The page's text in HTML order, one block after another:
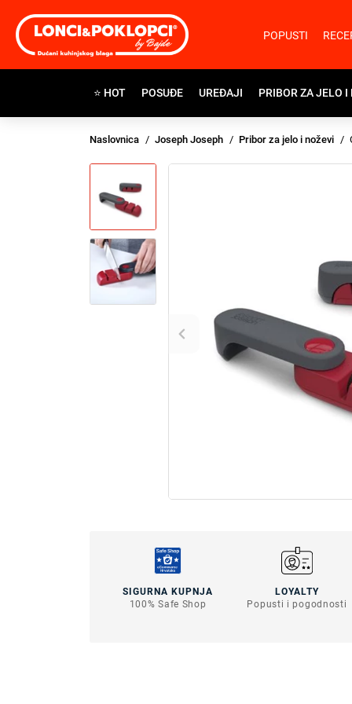
POPUSTI
⭐ HOT POSUĐE UREĐAJI PRIBOR ZA JELO I
Naslovnica Joseph Joseph Pribor za jelo i noževi
SIGURNA KUPNJA
100% Safe Shop
LOYALTY
Popusti i pogodnosti